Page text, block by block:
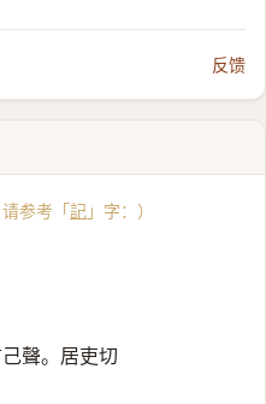
反馈
参考「記 」字：）
聲。居吏切